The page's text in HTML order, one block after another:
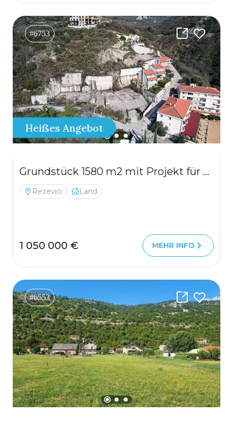
#6753
Heißes Angebot
Grundstück 1580 m2 mit Projekt für ein Aparthotel in Rezevici
Rezevici Land
1 050 000 € MEHR INFO
#6553